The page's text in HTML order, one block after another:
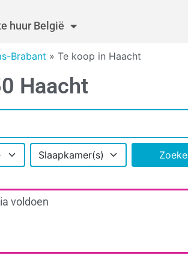
huur België
Brabant » Te koop in Haacht
Haacht
Slaapkamer(s)
voldoen